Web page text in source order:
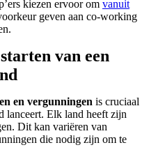
kiezen ervoor om vanuit
geven aan co-working
van een
en vergunningen is cruciaal
lanceert. Elk land heeft zijn
Dit kan variëren van
die nodig zijn om te